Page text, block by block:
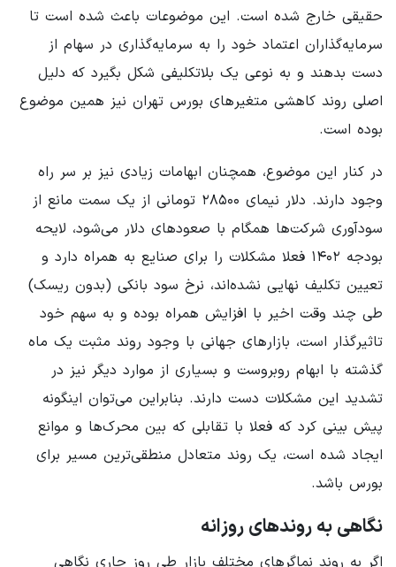
حقیقی خارج شده است. این موضوعات باعث شده است تا
سرمایه‌گذاران اعتماد خود را به سرمایه‌گذاری در سهام از
دست بدهند و به نوعی یک بلاتکلیفی شکل بگیرد که دلیل
اصلی روند کاهشی متغیرهای بورس تهران نیز همین موضوع
بوده است.
در کنار این موضوع، همچنان ابهامات زیادی نیز بر سر راه
وجود دارند. دلار نیمای ۲۸۵۰۰ تومانی از یک سمت مانع از
سودآوری شرکت‌ها همگام با صعودهای دلار می‌شود، لایحه
بودجه ۱۴۰۲ فعلا مشکلات را برای صنایع به همراه دارد و
تعیین تکلیف نهایی نشده‌اند، نرخ سود بانکی (بدون ریسک)
طی چند وقت اخیر با افزایش همراه بوده و به سهم خود
تاثیرگذار است، بازارهای جهانی با وجود روند مثبت یک ماه
گذشته با ابهام روبروست و بسیاری از موارد دیگر نیز در
تشدید این مشکلات دست دارند. بنابراین می‌توان اینگونه
پیش بینی کرد که فعلا با تقابلی که بین محرک‌ها و موانع
ایجاد شده است، یک روند متعادل منطقی‌ترین مسیر برای
بورس باشد.
نگاهی به روندهای روزانه
اگر به روند نماگرهای مختلف بازار طی روز جاری نگاهی